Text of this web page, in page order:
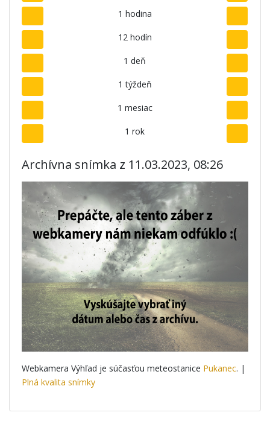
1 hodina
12 hodín
1 deň
1 týždeň
1 mesiac
1 rok
Archívna snímka z 11.03.2023, 08:26
Webkamera Výhľad je súčasťou meteostanice Pukanec. |
Plná kvalita snímky